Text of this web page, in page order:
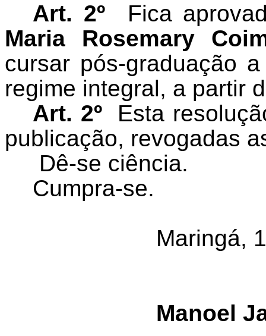
Art. 2º
Fica
Maria Rosemary
cursar pós-graduação a
regime integral, a partir
Art. 2º
Esta
publicação, revogadas
Dê-se ciência.
Cumpra-se.
Maringá,
Manoel